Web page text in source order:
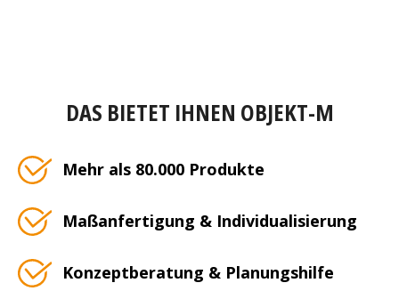
DAS BIETET IHNEN OBJEKT-M
Mehr als 80.000 Produkte
Maßanfertigung & Individualisierung
Konzeptberatung & Planungshilfe